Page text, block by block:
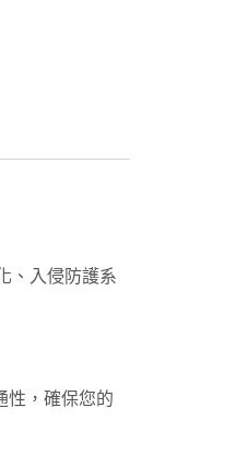
、入侵防護系
性，確保您的